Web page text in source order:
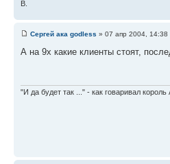
В.
Сергей ака godless » 07 апр 2004, 14:38
А на 9х какие клиенты стоят,
"И да будет так ..." - как говаривал король